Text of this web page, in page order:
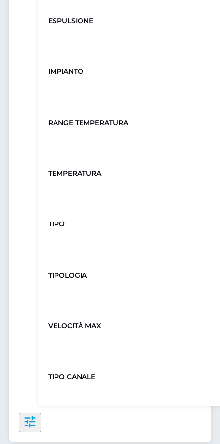
ESPULSIONE
IMPIANTO
RANGE TEMPERATURA
TEMPERATURA
TIPO
TIPOLOGIA
VELOCITÀ MAX
TIPO CANALE